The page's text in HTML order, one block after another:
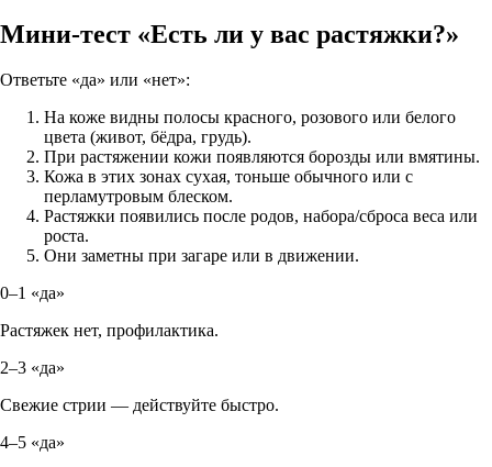
Мини-тест «Есть ли у вас растяжки?»
Ответьте «да» или «нет»:
На коже видны полосы красного, розового или белого
цвета (живот, бёдра, грудь).
При растяжении кожи появляются борозды или вмятины.
Кожа в этих зонах сухая, тоньше обычного или с
перламутровым блеском.
Растяжки появились после родов, набора/сброса веса или
роста.
Они заметны при загаре или в движении.
0–1 «да»
Растяжек нет, профилактика.
2–3 «да»
Свежие стрии — действуйте быстро.
4–5 «да»